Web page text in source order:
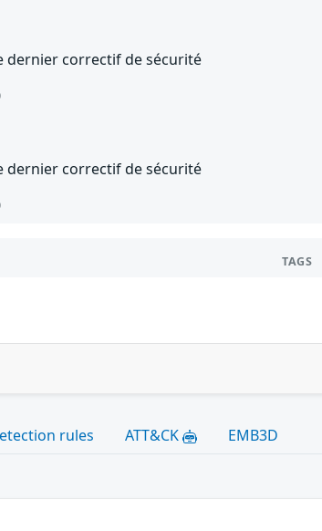
dernier correctif de sécurité
dernier correctif de sécurité
TAGS
rules ATT&CK EMB3D